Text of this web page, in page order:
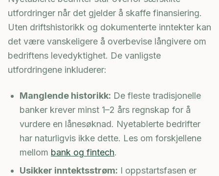
utfordringer når det gjelder å skaffe finansiering.
Uten driftshistorikk og dokumenterte inntekter kan
det være vanskeligere å overbevise långivere om
bedriftens levedyktighet. De vanligste
utfordringene inkluderer:
Manglende historikk: De fleste tradisjonelle
banker krever minst 1–2 års regnskap for å
vurdere en lånesøknad. Nyetablerte bedrifter
har naturligvis ikke dette. Les om forskjellene
mellom bank og fintech.
Usikker inntektsstrøm: I oppstartsfasen er